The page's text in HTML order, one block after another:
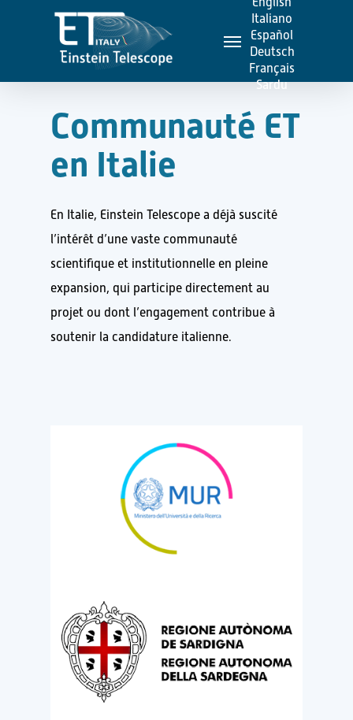
content
Menu
Italiano
Español
Deutsch
Français
Sardu
Communauté ET
en Italie
En Italie, Einstein Telescope a déjà suscité
l’intérêt d’une vaste communauté
scientifique et institutionnelle en pleine
expansion, qui participe directement au
projet ou dont l’engagement contribue à
soutenir la candidature italienne.